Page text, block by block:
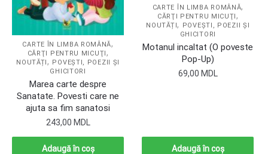
CARTE ÎN LIMBA ROMÂNĂ,
CĂRŢI PENTRU MICUŢI ,
NOUTĂȚI,
POVEŞTI, POEZII ŞI
GHICITORI
Marea carte despre
Sanatate. Povesti care ne
ajuta sa fim sanatosi
243,00 MDL
Adaugă în coș
CARTE ÎN LIMBA ROMÂNĂ,
CĂRŢI PENTRU MICUŢI,
NOUTĂȚI,
POVEŞTI, POEZII ŞI
GHICITORI
Motanul incaltat (O poveste
Pop-Up)
69,00 MDL
Adaugă în coș